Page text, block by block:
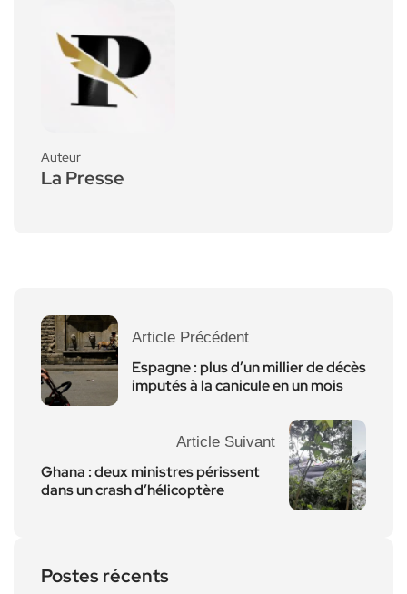
Auteur
La Presse
Article Précédent
Espagne : plus d’un millier de décès
imputés à la canicule en un mois
Article Suivant
Ghana : deux ministres périssent
dans un crash d’hélicoptère
Postes récents